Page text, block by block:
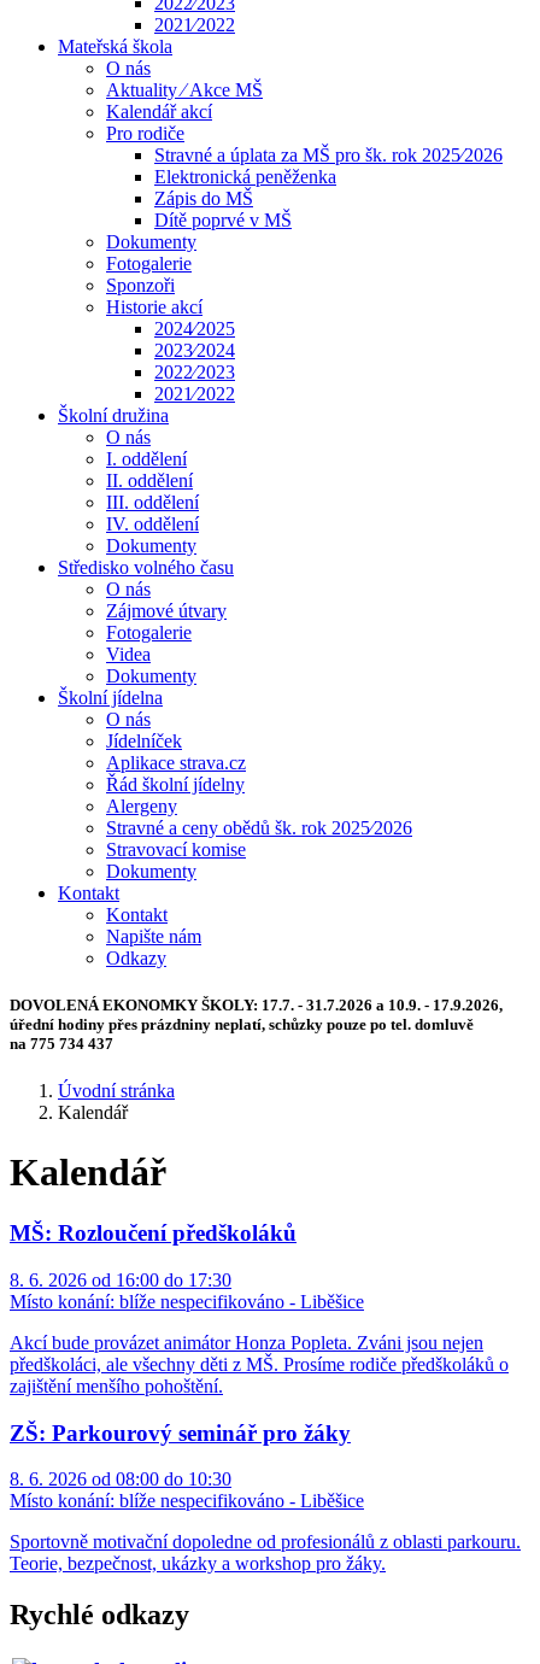
2021⁄2022
Mateřská škola
O nás
Aktuality ⁄ Akce MŠ
Kalendář akcí
Pro rodiče
Stravné a úplata za MŠ pro šk. rok 2025⁄2026
Elektronická peněženka
Zápis do MŠ
Dítě poprvé v MŠ
Dokumenty
Fotogalerie
Sponzoři
Historie akcí
2024⁄2025
2023⁄2024
2022⁄2023
2021⁄2022
Školní družina
O nás
I. oddělení
II. oddělení
III. oddělení
IV. oddělení
Dokumenty
Středisko volného času
O nás
Zájmové útvary
Fotogalerie
Videa
Dokumenty
Školní jídelna
O nás
Jídelníček
Aplikace strava.cz
Řád školní jídelny
Alergeny
Stravné a ceny obědů šk. rok 2025⁄2026
Stravovací komise
Dokumenty
Kontakt
Kontakt
Napište nám
Odkazy
DOVOLENÁ EKONOMKY ŠKOLY: 17.7. - 31.7.2026 a 10.9. - 17.9.2026,
úřední hodiny přes prázdniny neplatí, schůzky pouze po tel. domluvě
na 775 734 437
Úvodní stránka
Kalendář
Kalendář
MŠ: Rozloučení předškoláků
8. 6. 2026 od 16:00 do 17:30
Místo konání: blíže nespecifikováno - Liběšice
Akcí bude provázet animátor Honza Popleta. Zváni jsou nejen
předškoláci, ale všechny děti z MŠ. Prosíme rodiče předškoláků o
zajištění menšího pohoštění.
ZŠ: Parkourový seminář pro žáky
8. 6. 2026 od 08:00 do 10:30
Místo konání: blíže nespecifikováno - Liběšice
Sportovně motivační dopoledne od profesionálů z oblasti parkouru.
Teorie, bezpečnost, ukázky a workshop pro žáky.
Rychlé odkazy